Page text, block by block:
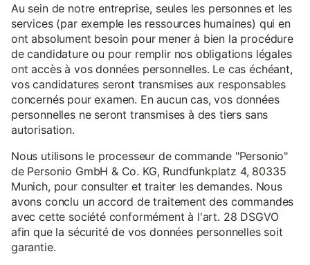
Au sein de notre entreprise, seules les personnes et les
services (par exemple les ressources humaines) qui en
ont absolument besoin pour mener à bien la procédure
de candidature ou pour remplir nos obligations légales
ont accès à vos données personnelles. Le cas échéant,
vos candidatures seront transmises aux responsables
concernés pour examen. En aucun cas, vos données
personnelles ne seront transmises à des tiers sans
autorisation.
Nous utilisons le processeur de commande "Personio"
de Personio GmbH & Co. KG, Rundfunkplatz 4, 80335
Munich, pour consulter et traiter les demandes. Nous
avons conclu un accord de traitement des commandes
avec cette société conformément à l'art. 28 DSGVO
afin que la sécurité de vos données personnelles soit
garantie.